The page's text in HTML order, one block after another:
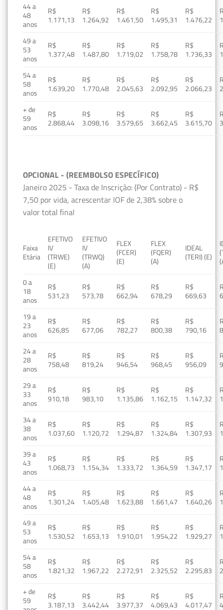
44 a
48
anos
R$
1.171,13
R$
1.264,92
R$
1.461,50
R$
1.495,31
R$
1.476,22
49 a
53
anos
R$
1.377,48
R$
1.487,80
R$
1.719,02
R$
1.758,78
R$
1.736,33
54 a
58
anos
R$
1.639,20
R$
1.770,48
R$
2.045,63
R$
2.092,95
R$
2.066,23
+ de
59
anos
R$
2.868,44
R$
3.098,16
R$
3.579,65
R$
3.662,45
R$
3.615,70
OPCIONAL - (REEMBOLSO ESPECÍFICO)
Janeiro 2025 - Taxa de Inscrição: (Por Contrato) - R$
7,50 por vida, acrescentar IOF de 2,38% sobre o
valor total final
Faixa
Etária
EFETIVO
IV
(TRWE)
(E)
EFETIVO
IV
(TRWQ)
(A)
FLEX
(FCER)
(E)
FLEX
(FQER)
(A)
IDEAL
(TERI) (E)
0 a
18
anos
R$
531,23
R$
573,78
R$
662,94
R$
678,29
R$
669,63
19 a
23
anos
R$
626,85
R$
677,06
R$
782,27
R$
800,38
R$
790,16
24 a
28
anos
R$
758,48
R$
819,24
R$
946,54
R$
968,45
R$
956,09
29 a
33
anos
R$
910,18
R$
983,10
R$
1.135,86
R$
1.162,15
R$
1.147,32
34 a
38
anos
R$
1.037,60
R$
1.120,72
R$
1.294,87
R$
1.324,84
R$
1.307,93
39 a
43
anos
R$
1.068,73
R$
1.154,34
R$
1.333,72
R$
1.364,59
R$
1.347,17
44 a
48
anos
R$
1.301,24
R$
1.405,48
R$
1.623,88
R$
1.661,47
R$
1.640,26
49 a
53
anos
R$
1.530,52
R$
1.653,13
R$
1.910,01
R$
1.954,22
R$
1.929,27
54 a
58
anos
R$
1.821,32
R$
1.967,22
R$
2.272,91
R$
2.325,52
R$
2.295,83
+ de
59
R$
3.187,13
R$
3.442,44
R$
3.977,37
R$
4.069,43
R$
4.017,47